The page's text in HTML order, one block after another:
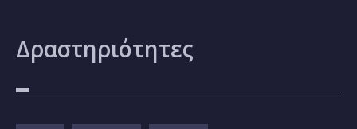
Δραστηριότητες